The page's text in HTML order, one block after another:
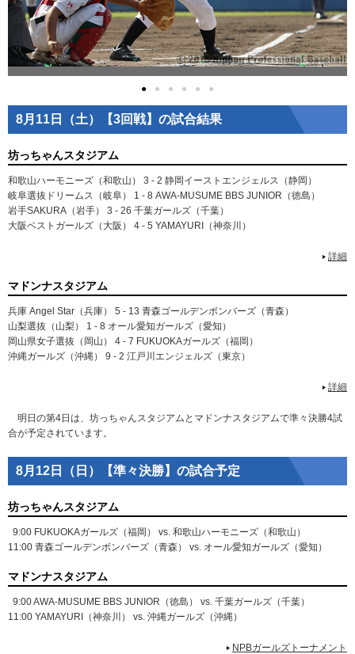
● ● ● ● ● ●
8月11日（土）【3回戦】の試合結果
坊っちゃんスタジアム
和歌山ハーモニーズ（和歌山） 3 - 2 静岡イーストエンジェルス（静岡）
岐阜選抜ドリームス（岐阜） 1 - 8 AWA‐MUSUME BBS JUNIOR（徳島）
岩手SAKURA（岩手） 3 - 26 千葉ガールズ（千葉）
大阪ベストガールズ（大阪） 4 - 5 YAMAYURI（神奈川）
詳細
マドンナスタジアム
兵庫 Angel Star（兵庫） 5 - 13 青森ゴールデンボンバーズ（青森）
山梨選抜（山梨） 1 - 8 オール愛知ガールズ（愛知）
岡山県女子選抜（岡山） 4 - 7 FUKUOKAガールズ（福岡）
沖縄ガールズ（沖縄） 9 - 2 江戸川エンジェルズ（東京）
詳細
明日の第4日は、坊っちゃんスタジアムとマドンナスタジアムで準々決勝4試
合が予定されています。
8月12日（日）【準々決勝】の試合予定
坊っちゃんスタジアム
9:00 FUKUOKAガールズ（福岡） vs. 和歌山ハーモニーズ（和歌山）
11:00 青森ゴールデンボンバーズ（青森） vs. オール愛知ガールズ（愛知）
マドンナスタジアム
9:00 AWA‐MUSUME BBS JUNIOR（徳島） vs. 千葉ガールズ（千葉）
11:00 YAMAYURI（神奈川） vs. 沖縄ガールズ（沖縄）
NPBガールズトーナメント